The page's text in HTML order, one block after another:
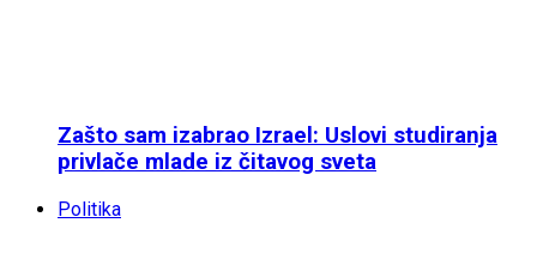
Zašto sam izabrao Izrael: Uslovi studiranja
privlače mlade iz čitavog sveta
Politika